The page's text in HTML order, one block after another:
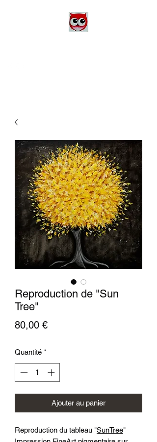
Reproduction de "Sun
Tree"
80,00 €Prix
Quantité *
Ajouter au panier
Reproduction du tableau "SunTree"